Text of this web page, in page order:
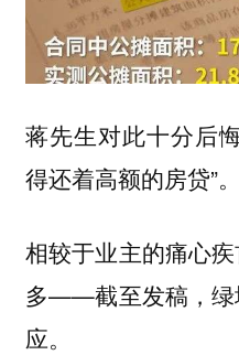
蒋先生对此十分后
得还着高额的房贷”。
相较于业主的痛心
多——截至发稿，绿
应。